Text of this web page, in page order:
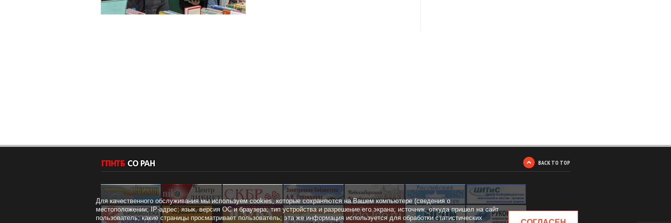
BACK TO TOP
Дистанционное
образование
Для качественного обслуживания мы используем cookies, которые сохраняются на Вашем компьютере (сведения о
местоположении; IP-адрес; язык, версия ОС и браузера; тип устройства и разрешение его экрана; источник, откуда пришел на сайт
пользователь; какие страницы просматривает пользователь; эта же информация используется для обработки статистических